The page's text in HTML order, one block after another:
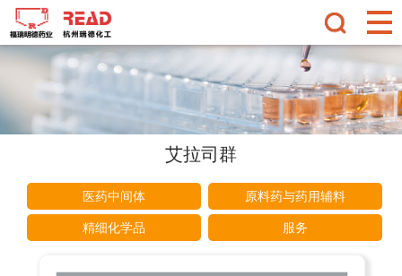
艾拉司群
医药中间体 原料药与药用辅料
精细化学品 服务